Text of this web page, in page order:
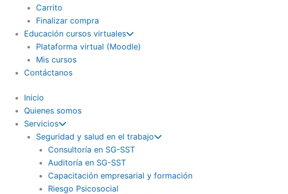
Carrito
Finalizar compra
Educación cursos virtuales
Plataforma virtual (Moodle)
Mis cursos
Contáctanos
Inicio
Quienes somos
Servicios
Seguridad y salud en el trabajo
Consultoría en SG-SST
Auditoría en SG-SST
Capacitación empresarial y formación
Riesgo Psicosocial